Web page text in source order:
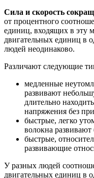
Сила и скорость
от процентного
единиц, входящих в эту
двигательных единиц в
людей неодинаково.
Различают следующие
медленные
развивают
длительно
напряжения без
быстрые, легко
волокна
быстрые,
развивающие
У разных людей
двигательных единиц в